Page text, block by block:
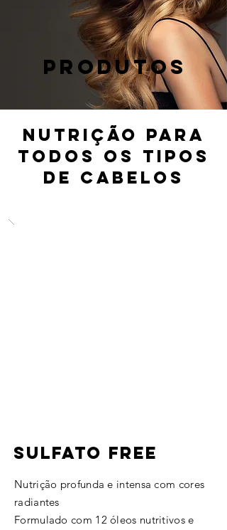
PRODUTOS
NUTRIção para
todos os tipos
de cabelos
SULFATO FREE
Nutrição profunda e intensa com cores
radiantes
Formulado com 12 óleos nutritivos e